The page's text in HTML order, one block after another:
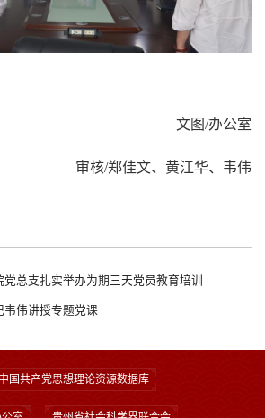
文图/办公室
审核/郑佳文、黄江华、韦伟
党总支扎实举办为期三天党员教育培训
韦伟讲授专题党课
中国共产党思想理论资源数据库